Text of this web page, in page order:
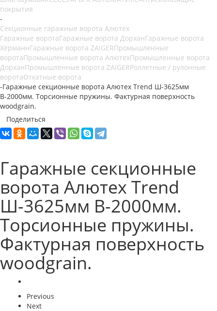
покрытия
-
Секционные гаражные ворота Алютех
Гаражные воротаГаражные ворота ДорханГаражные ворота
ХёрманнГаражные ворота ZAIGERПромышленные
воротаПромышленные ворота АлютехПромышленные ворота
ДорханПромышленные ворота ZAIGERРоллетные / рулонные
воротаОткатные ворота
-Гаражные секционные ворота Алютех Trend Ш-3625мм
В-2000мм. Торсионные пружины. Фактурная поверхность
woodgrain.
Поделиться
Гаражные секционные
ворота Алютех Trend
Ш-3625мм В-2000мм.
Торсионные пружины.
Фактурная поверхность
woodgrain.
Previous
Next